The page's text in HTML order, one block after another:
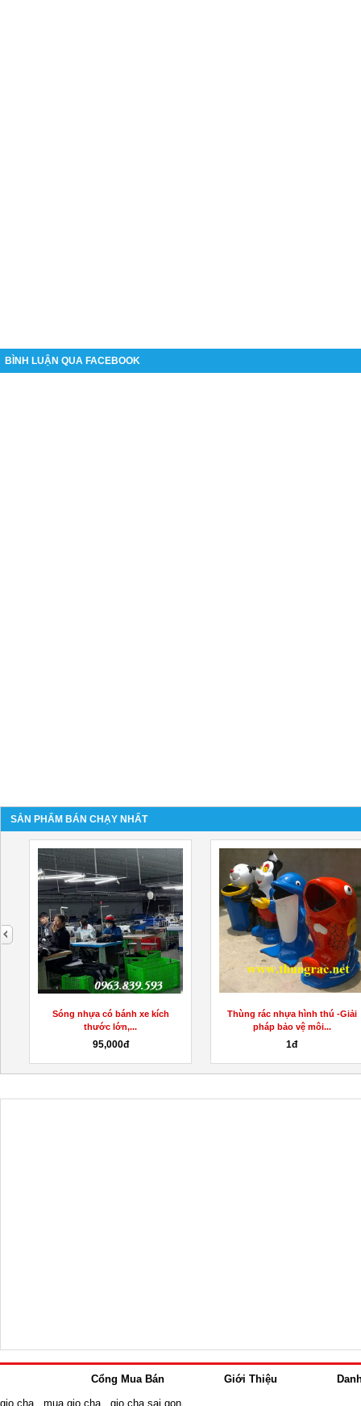
BÌNH LUẬN QUA FACEBOOK
SẢN PHẨM BÁN CHẠY NHẤT
Sóng nhựa có bánh xe kích
thước lớn,...
95,000đ
Thùng rác nhựa hình thú -Giải
pháp bảo vệ môi...
1đ
next
Cổng Mua Bán Giới Thiệu
gio cha
mua gio cha gio cha sai gon